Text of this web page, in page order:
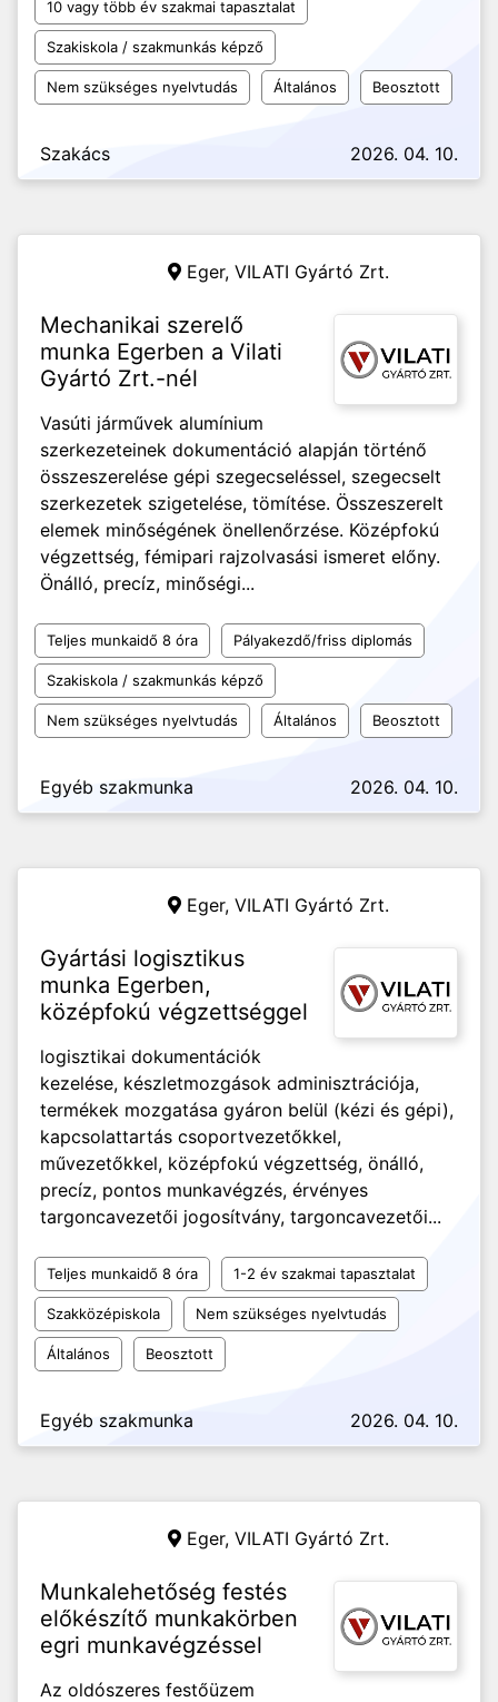
10 vagy több év szakmai tapasztalat
Szakiskola / szakmunkás képző
Nem szükséges nyelvtudás Általános Beosztott
Szakács 2026. 04. 10.
Eger, VILATI Gyártó Zrt.
Mechanikai szerelő
munka Egerben a Vilati
Gyártó Zrt.-nél
Vasúti járművek alumínium
szerkezeteinek dokumentáció alapján történő
összeszerelése gépi szegecseléssel, szegecselt
szerkezetek szigetelése, tömítése. Összeszerelt
elemek minőségének önellenőrzése. Középfokú
végzettség, fémipari rajzolvasási ismeret előny.
Önálló, precíz, minőségi...
Teljes munkaidő 8 óra Pályakezdő/friss diplomás
Szakiskola / szakmunkás képző
Nem szükséges nyelvtudás Általános Beosztott
Egyéb szakmunka 2026. 04. 10.
Eger, VILATI Gyártó Zrt.
Gyártási logisztikus
munka Egerben,
középfokú végzettséggel
logisztikai dokumentációk
kezelése, készletmozgások adminisztrációja,
termékek mozgatása gyáron belül (kézi és gépi),
kapcsolattartás csoportvezetőkkel,
művezetőkkel, középfokú végzettség, önálló,
precíz, pontos munkavégzés, érvényes
targoncavezetői jogosítvány, targoncavezetői...
Teljes munkaidő 8 óra 1-2 év szakmai tapasztalat
Szakközépiskola Nem szükséges nyelvtudás
Általános Beosztott
Egyéb szakmunka 2026. 04. 10.
Eger, VILATI Gyártó Zrt.
Munkalehetőség festés
előkészítő munkakörben
egri munkavégzéssel
Az oldószeres festőüzem